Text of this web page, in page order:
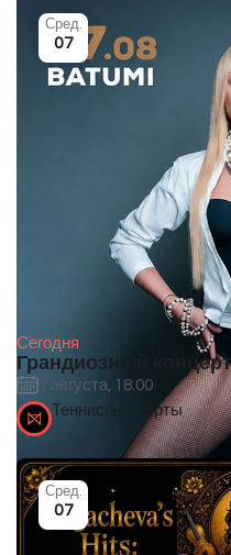
Сегодня
Грандиозный
7 августа, 18:00
Сред.
07
Теннисные корты
Сред.
07